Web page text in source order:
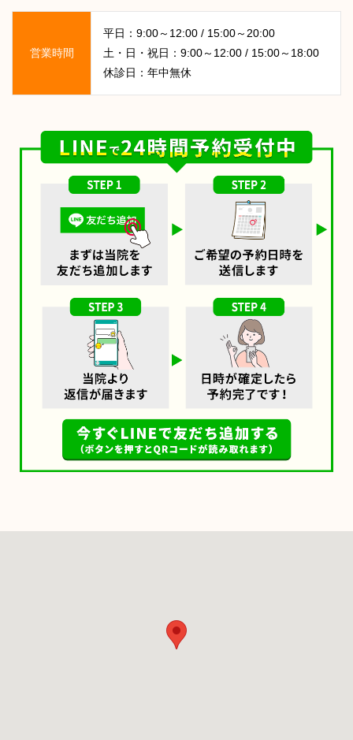
営業時間
平日：9:00～12:00 / 15:00～20:00
土・日・祝日：9:00～12:00 / 15:00～18:00
休診日：年中無休